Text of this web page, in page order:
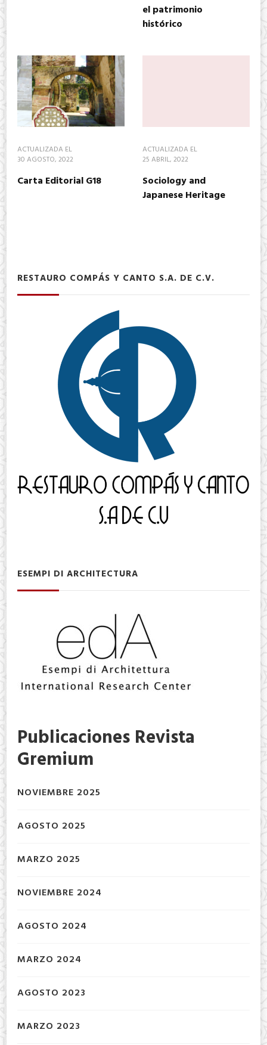
el patrimonio
histórico
ACTUALIZADA EL
30 AGOSTO, 2022
Carta Editorial G18
ACTUALIZADA EL
25 ABRIL, 2022
Sociology and
Japanese Heritage
RESTAURO COMPÁS Y CANTO S.A. DE C.V.
ESEMPI DI ARCHITECTURA
Publicaciones Revista
Gremium
NOVIEMBRE 2025
AGOSTO 2025
MARZO 2025
NOVIEMBRE 2024
AGOSTO 2024
MARZO 2024
AGOSTO 2023
MARZO 2023